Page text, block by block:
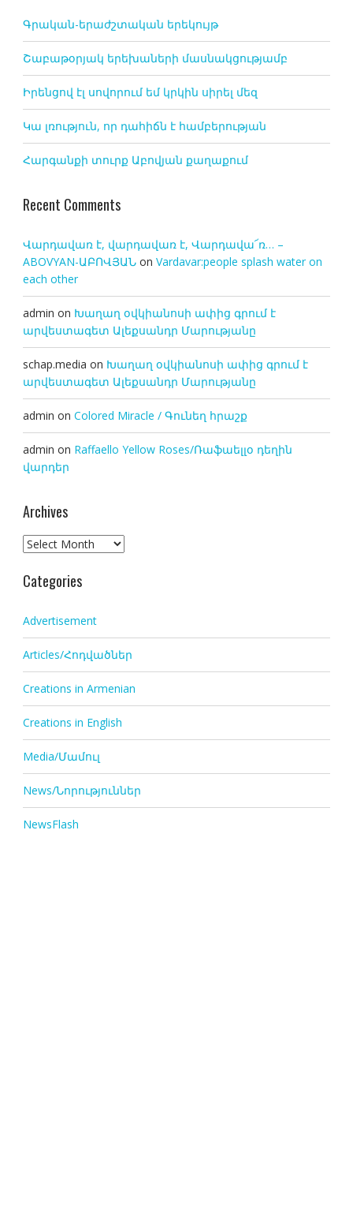
Գրական-երաժշտական երեկույթ
Շաբաթօրյակ երեխաների մասնակցությամբ
Իրենցով էլ սովորում եմ կրկին սիրել մեզ
Կա լռություն, որ դահիճն է համբերության
Հարգանքի տուրք Աբովյան քաղաքում
Recent Comments
Վարդավառ է, վարդավառ է, Վարդավա՜ռ… –
ABOVYAN-ԱԲՈՎՅԱՆon Vardavar:people splash water on
each other
admin on Խաղաղ օվկիանոսի ափից գրում է
արվեստագետ Ալեքսանդր Մարությանը
schap.media on Խաղաղ օվկիանոսի ափից գրում է
արվեստագետ Ալեքսանդր Մարությանը
admin on Colored Miracle / Գունեղ հրաշք
admin on Raffaello Yellow Roses/Ռաֆաելլօ դեղին
վարդեր
Archives
Archives
Categories
Advertisement
Articles/Հոդվածներ
Creations in Armenian
Creations in English
Media/Մամուլ
News/Նորություններ
NewsFlash